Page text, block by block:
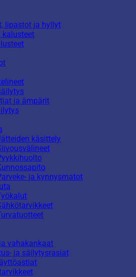
lipastot ja hyllyt
kalusteet
ja ämpärit
käsittely
ja kynnysmatot
vahakankaat
ja säilytysrasiat